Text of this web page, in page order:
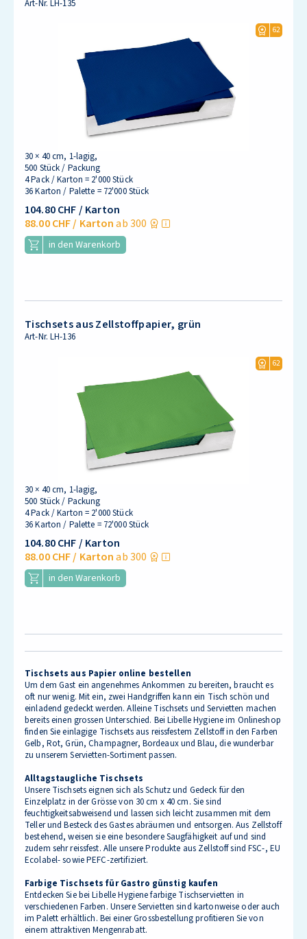
Art-Nr.LH-135
62
30 × 40 cm, 1-lagig,
500 Stück / Packung
4 Pack / Karton = 2'000 Stück
36 Karton / Palette = 72'000 Stück
104.80 CHF/ Karton
88.00 CHF/ Karton ab 300
in den Warenkorb
Tischsets aus Zellstoffpapier, grün
Art-Nr.LH-136
62
30 × 40 cm, 1-lagig,
500 Stück / Packung
4 Pack / Karton = 2'000 Stück
36 Karton / Palette = 72'000 Stück
104.80 CHF/ Karton
88.00 CHF/ Karton ab 300
in den Warenkorb
Tischsets aus Papier online bestellen
Um dem Gast ein angenehmes Ankommen zu bereiten, braucht es
oft nur wenig. Mit ein, zwei Handgriffen kann ein Tisch schön und
einladend gedeckt werden. Alleine Tischsets und Servietten machen
bereits einen grossen Unterschied. Bei Libelle Hygiene im Onlineshop
finden Sie einlagige Tischsets aus reissfestem Zellstoff in den Farben
Gelb, Rot, Grün, Champagner, Bordeaux und Blau, die wunderbar
zu unserem Servietten-Sortiment passen.
Alltagstaugliche Tischsets
Unsere Tischsets eignen sich als Schutz und Gedeck für den
Einzelplatz in der Grösse von 30 cm x 40 cm. Sie sind
feuchtigkeitsabweisend und lassen sich leicht zusammen mit dem
Teller und Besteck des Gastes abräumen und entsorgen. Aus Zellstoff
bestehend, weisen sie eine besondere Saugfähigkeit auf und sind
zudem sehr reissfest. Alle unsere Produkte aus Zellstoff sind FSC-, EU
Ecolabel- sowie PEFC-zertifiziert.
Farbige Tischsets für Gastro günstig kaufen
Entdecken Sie bei Libelle Hygiene farbige Tischservietten in
verschiedenen Farben. Unsere Servietten sind kartonweise oder auch
im Palett erhältlich. Bei einer Grossbestellung profitieren Sie von
einem attraktiven Mengenrabatt.